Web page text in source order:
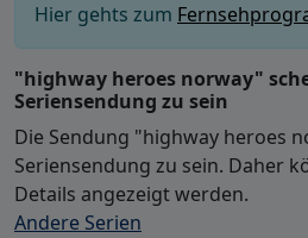
Hier gehts zum
"highway heroes norway"
Seriensendung zu sein
Die Sendung "highway heroes
Seriensendung zu sein. Daher
Details angezeigt werden.
Andere Serien